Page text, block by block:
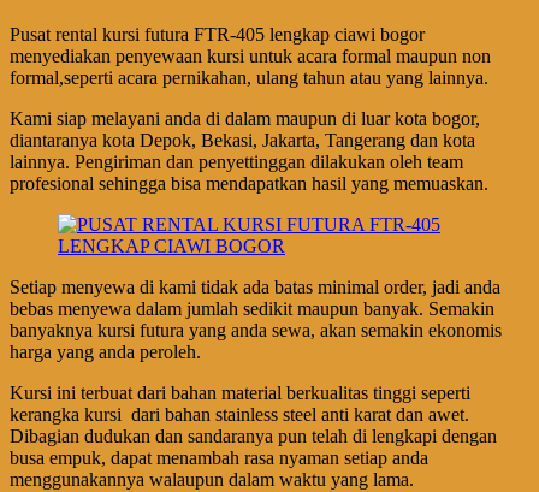
Pusat rental kursi futura FTR-405 lengkap ciawi bogor
menyediakan penyewaan kursi untuk acara formal maupun non
formal,seperti acara pernikahan, ulang tahun atau yang lainnya.
Kami siap melayani anda di dalam maupun di luar kota bogor,
diantaranya kota Depok, Bekasi, Jakarta, Tangerang dan kota
lainnya. Pengiriman dan penyettinggan dilakukan oleh team
profesional sehingga bisa mendapatkan hasil yang memuaskan.
Setiap menyewa di kami tidak ada batas minimal order, jadi anda
bebas menyewa dalam jumlah sedikit maupun banyak. Semakin
banyaknya kursi futura yang anda sewa, akan semakin ekonomis
harga yang anda peroleh.
Kursi ini terbuat dari bahan material berkualitas tinggi seperti
kerangka kursi dari bahan stainless steel anti karat dan awet.
Dibagian dudukan dan sandaranya pun telah di lengkapi dengan
busa empuk, dapat menambah rasa nyaman setiap anda
menggunakannya walaupun dalam waktu yang lama.